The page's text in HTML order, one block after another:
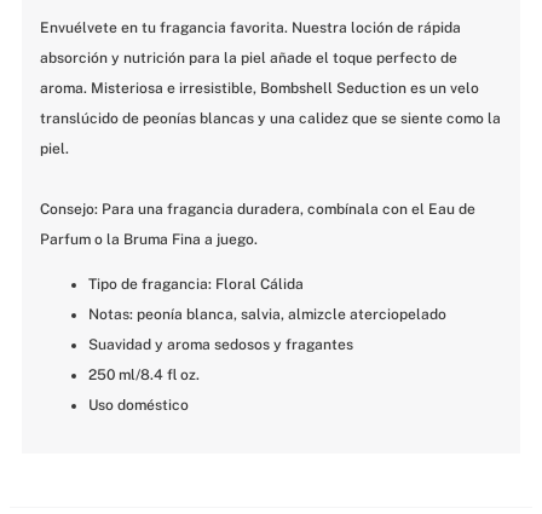
Envuélvete en tu fragancia favorita. Nuestra loción de rápida
absorción y nutrición para la piel añade el toque perfecto de
aroma. Misteriosa e irresistible, Bombshell Seduction es un velo
translúcido de peonías blancas y una calidez que se siente como la
piel.
Consejo: Para una fragancia duradera, combínala con el Eau de
Parfum o la Bruma Fina a juego.
Tipo de fragancia: Floral Cálida
Notas: peonía blanca, salvia, almizcle aterciopelado
Suavidad y aroma sedosos y fragantes
250 ml/8.4 fl oz.
Uso doméstico